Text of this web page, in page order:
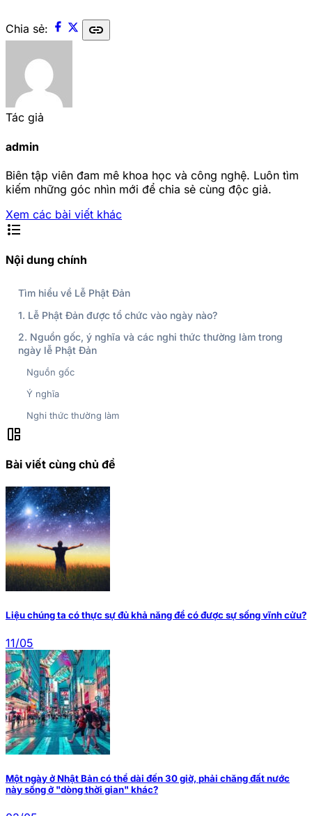
Chia sẻ: link
Tác giả
admin
Biên tập viên đam mê khoa học và công nghệ. Luôn tìm
kiếm những góc nhìn mới để chia sẻ cùng độc giả.
Xem các bài viết khác
format_list_bulleted
Nội dung chính
Tìm hiểu về Lễ Phật Đản
1. Lễ Phật Đản được tổ chức vào ngày nào?
2. Nguồn gốc, ý nghĩa và các nghi thức thường làm trong
ngày lễ Phật Đản
Nguồn gốc
Ý nghĩa
Nghi thức thường làm
auto_awesome_mosaic
Bài viết cùng chủ đề
Liệu chúng ta có thực sự đủ khả năng để có được sự sống vĩnh cửu?
11/05
Một ngày ở Nhật Bản có thể dài đến 30 giờ, phải chăng đất nước
này sống ở "dòng thời gian" khác?